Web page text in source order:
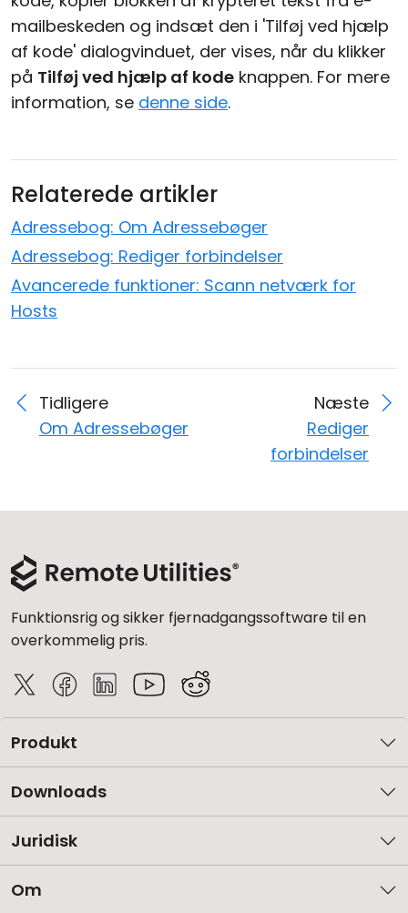
mailbeskeden og indsæt den i 'Tilføj ved hjælp
af kode' dialogvinduet, der vises, når du klikker
på Tilføj ved hjælp af kode knappen. For mere
information, se denne side.
Relaterede artikler
Adressebog: Om Adressebøger
Adressebog: Rediger forbindelser
Avancerede funktioner: Scann netværk for
Hosts
Tidligere
Om Adressebøger
Næste
Rediger
forbindelser
Funktionsrig og sikker fjernadgangssoftware til en
overkommelig pris.
Produkt
Downloads
Juridisk
Om